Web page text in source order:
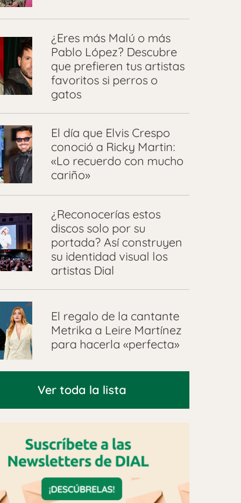
¿Eres más Malú o más
Pablo López? Descubre
que prefieren tus artistas
favoritos si perros o
gatos
El día que Elvis Crespo
conoció a Ricky Martin:
«Lo recuerdo con mucho
cariño»
¿Reconocerías estos
discos solo por su
portada? Así construyen
su identidad visual los
artistas Dial
El regalo de la cantante
Metrika a Leire Martínez
para hacerla «perfecta»
Ver toda la lista